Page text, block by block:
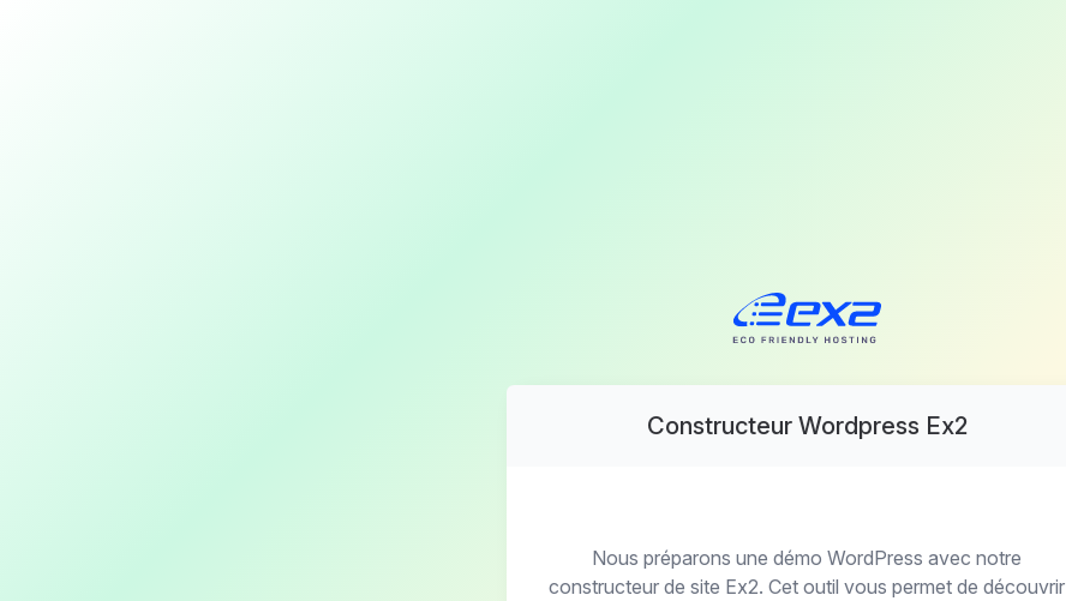
Constructeur Wordpress Ex2
Nous préparons une démo WordPress avec notre
constructeur de site Ex2. Cet outil vous permet de découvrir